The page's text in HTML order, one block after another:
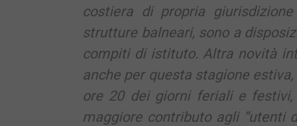
costiera di propria
strutture balneari, sono a
compiti di istituto. Altra novità
anche per questa stagione
ore 20 dei giorni feriali e
maggiore contributo agli “utenti